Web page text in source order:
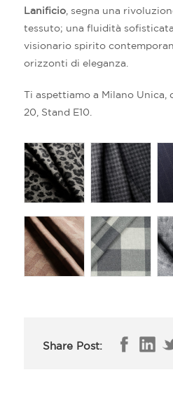
Lanificio , segna una
tessuto; una fluidità
visionario spirito
orizzonti di eleganza.
Ti aspettiamo a Milano Unica,
20, Stand E10.
Share Post: